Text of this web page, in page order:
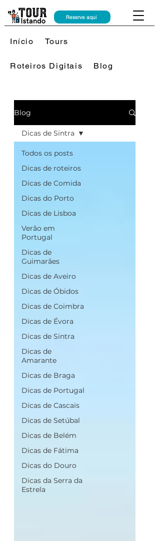
Reserve aqui
Início Tours
Roteiros Digitais Blog
Blog
Todos os posts
Dicas de roteiros
Dicas de Comida
Dicas do Porto
Dicas de Lisboa
Verão em
Portugal
Dicas de
Guimarães
Dicas de Aveiro
Dicas de Óbidos
Dicas de Coimbra
Dicas de Évora
Dicas de Sintra
Dicas de
Amarante
Dicas de Braga
Dicas de Portugal
Dicas de Cascais
Dicas de Setúbal
Dicas de Belém
Dicas de Fátima
Dicas do Douro
Dicas da Serra da
Estrela
Dicas de Sintra